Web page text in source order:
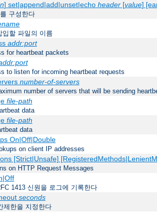
] set|append|add|unset|echo header[value]
구성한다
입할 파일의 이름
addr:port
for heartbeat packets
to listen for incoming heartbeat requests
number-of-servers
number of servers that will be sending
file-path
data
file-path
data
On|Off|Double
on client IP addresses
[Strict|Unsafe]
on HTTP Request Messages
1413 신원을 로그에 기록한다
seconds
제한을 지정한다